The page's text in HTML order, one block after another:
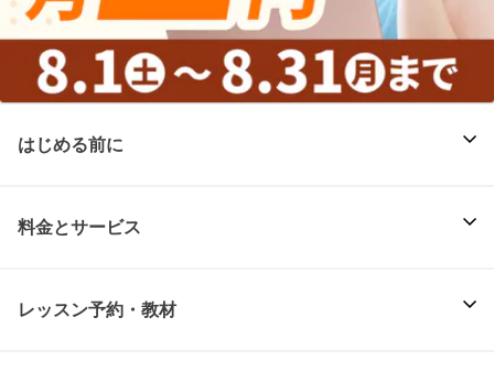
はじめる前に
料金とサービス
レッスン予約・教材